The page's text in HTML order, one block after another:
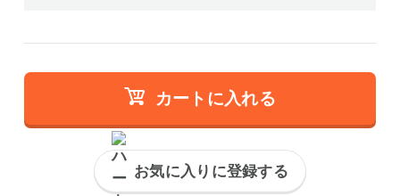
カートに入れる
お気に入りに登録する